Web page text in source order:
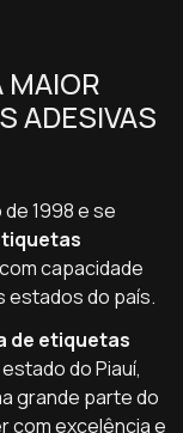
MAIOR
ADESIVAS
1998 e se
capacidade
estados do país.
de etiquetas
do Piauí,
grande parte do
com excelência e